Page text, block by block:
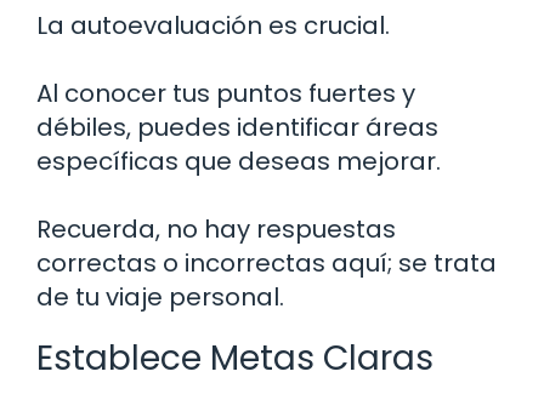
La autoevaluación es crucial.
Al conocer tus puntos fuertes y
débiles, puedes identificar áreas
específicas que deseas mejorar.
Recuerda, no hay respuestas
correctas o incorrectas aquí; se trata
de tu viaje personal.
Establece Metas Claras